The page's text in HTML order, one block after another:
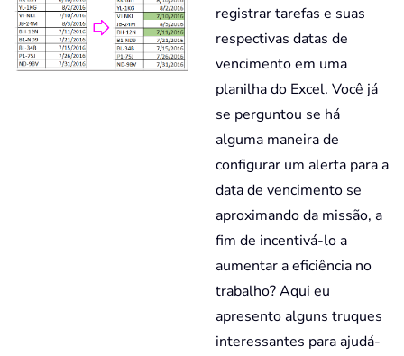
registrar tarefas e suas
respectivas datas de
vencimento em uma
planilha do Excel. Você já
se perguntou se há
alguma maneira de
configurar um alerta para a
data de vencimento se
aproximando da missão, a
fim de incentivá-lo a
aumentar a eficiência no
trabalho? Aqui eu
apresento alguns truques
interessantes para ajudá-